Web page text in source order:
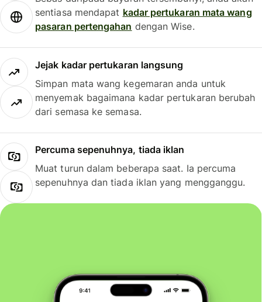
sentiasa mendapat kadar pertukaran mata wang
pasaran pertengahan dengan Wise.
Jejak kadar pertukaran langsung
Simpan mata wang kegemaran anda untuk
menyemak bagaimana kadar pertukaran berubah
dari semasa ke semasa.
Percuma sepenuhnya, tiada iklan
Muat turun dalam beberapa saat. Ia percuma
sepenuhnya dan tiada iklan yang mengganggu.